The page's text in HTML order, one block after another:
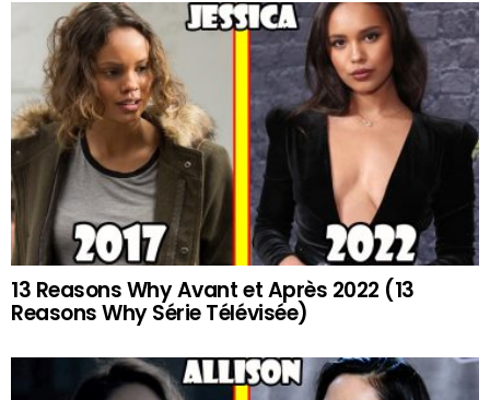
13 Reasons Why Avant et Après 2022 (13
Reasons Why Série Télévisée)